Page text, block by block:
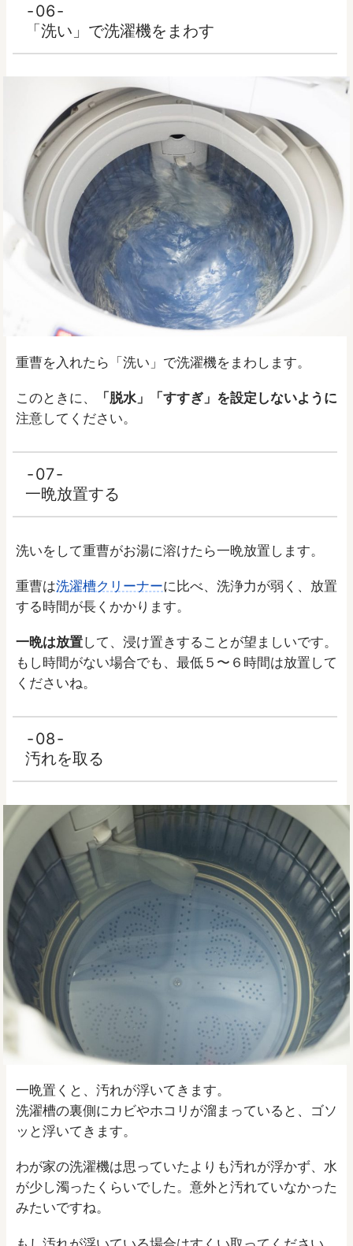
06
「洗い」で洗濯機をまわす
重曹を入れたら「洗い」で洗濯機をまわします。
このときに、
「脱水」「すすぎ」を設定しないように
注意してください。
07
一晩放置する
洗いをして重曹がお湯に溶けたら一晩放置します。
重曹は洗濯槽クリーナーに比べ、洗浄力が弱く、放置
する時間が長くかかります。
一晩は放置して、浸け置きすることが望ましいです。
もし時間がない場合でも、最低５〜６時間は放置して
くださいね。
08
汚れを取る
一晩置くと、汚れが浮いてきます。
洗濯槽の裏側にカビやホコリが溜まっていると、ゴソ
ッと浮いてきます。
わが家の洗濯機は思っていたよりも汚れが浮かず、水
が少し濁ったくらいでした。意外と汚れていなかった
みたいですね。